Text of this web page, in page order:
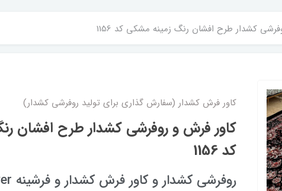
کشدار طرح افشان رنگ زمینه مشکی کد 1156
کاور فرش کشدار (سفارش گذاری برای تولید روفرشی کشدار)
کاور فرش و روفرشی کشدار طرح افشان
کد 1156
روفرشی کشدار و کاور فرش کشدار و فرشینه carpet cover